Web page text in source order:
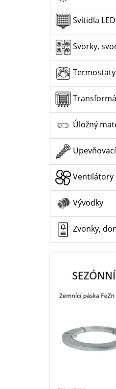
Svítidla LED
Svorky,
Termostaty
Úložný
Ventilátory
Vývodky
Zvonky,